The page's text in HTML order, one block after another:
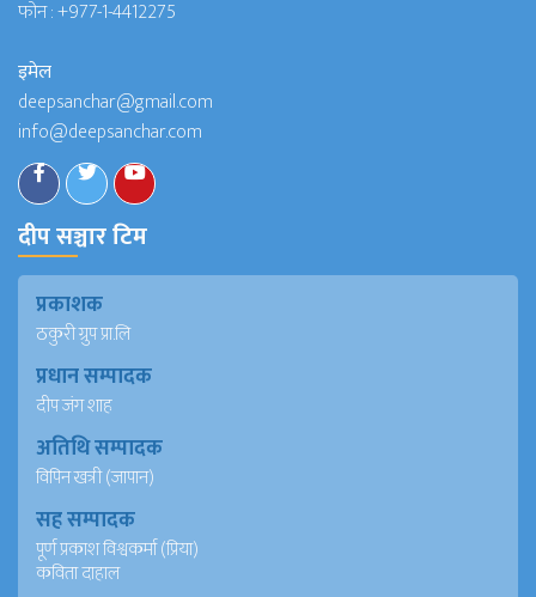
फोन :+977-1-4412275
इमेल
deepsanchar@gmail.com
info@deepsanchar.com
दीप सञ्चार टिम
प्रकाशक
ठकुरी ग्रुप प्रा.लि
प्रधान सम्पादक
दीप जंग शाह
अतिथि सम्पादक
विपिन खत्री (जापान)
सह सम्पादक
पूर्ण प्रकाश विश्वकर्मा (प्रिया)
कविता दाहाल